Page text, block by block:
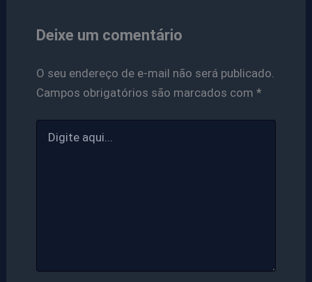
Deixe um comentário
O seu endereço de e-mail não será publicado.
Campos obrigatórios são marcados com *
aqui...